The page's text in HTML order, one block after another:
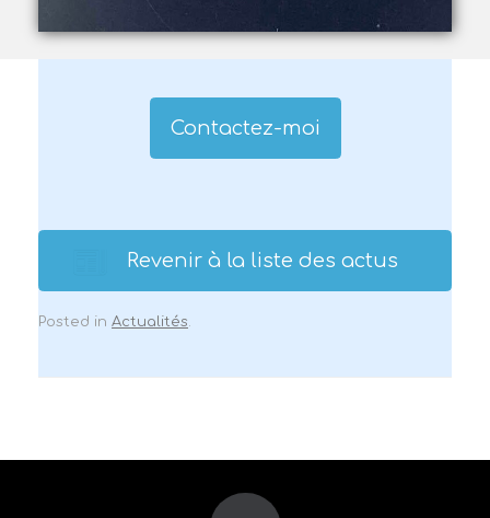
Contactez-moi
Revenir à la liste des actus
Posted in Actualités.